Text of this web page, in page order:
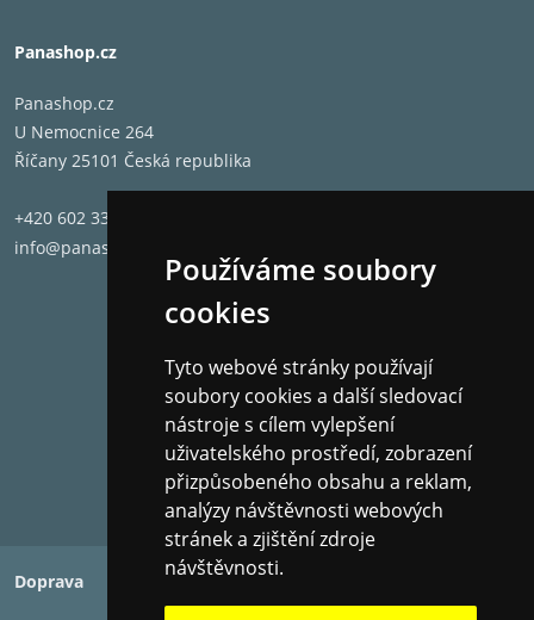
Používáme soubory
cookies
Tyto webové stránky používají
soubory cookies a další sledovací
nástroje s cílem vylepšení
uživatelského prostředí, zobrazení
přizpůsobeného obsahu a reklam,
analýzy návštěvnosti webových
stránek a zjištění zdroje
návštěvnosti.
Panashop.cz
Panashop.cz
U Nemocnice 264
Říčany 25101 Česká republika
+420 602 331 662
info@panashop.cz
Doprava Platba